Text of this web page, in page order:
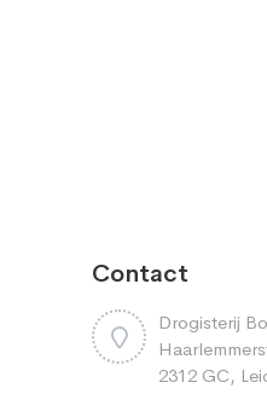
Contact
Drogisterij
2312 GC,